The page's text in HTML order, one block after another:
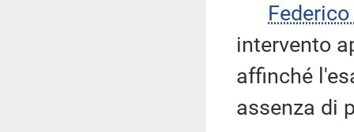
intervento
affinché
assenza di